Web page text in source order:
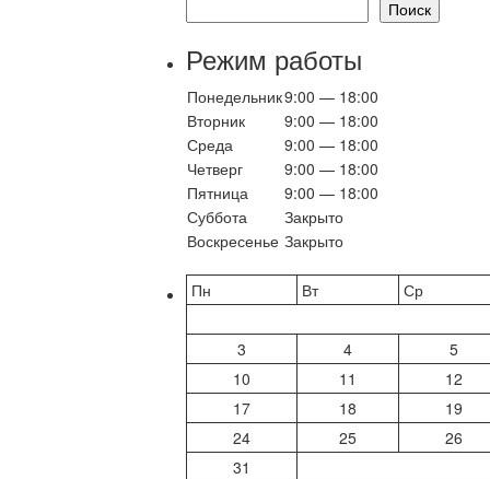
Поиск
Режим работы
Понедельник9:00 — 18:00
Вторник
9:00 — 18:00
Среда
9:00 — 18:00
Четверг
9:00 — 18:00
Пятница
9:00 — 18:00
Суббота
Закрыто
Воскресенье Закрыто
Пн Вт Ср
3 4
5
10
11
12
17
18
19
24
25
26
31